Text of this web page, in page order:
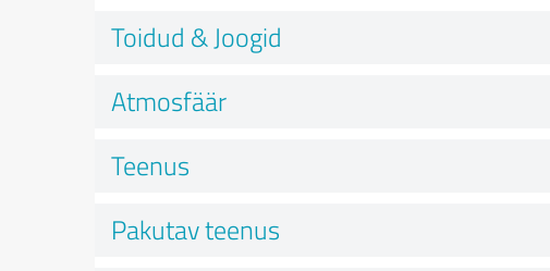
Toidud & Joogid
Atmosfäär
Teenus
Pakutav teenus